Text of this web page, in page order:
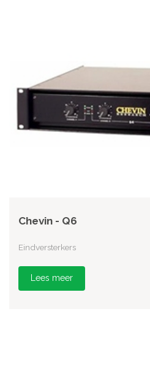
Chevin - Q6
Eindversterkers
Lees meer